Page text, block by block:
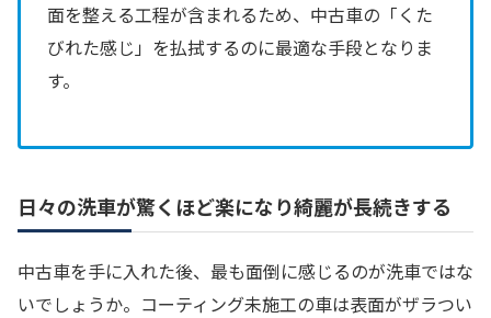
面を整える工程が含まれるため、中古車の「くた
びれた感じ」を払拭するのに最適な手段となりま
す。
日々の洗車が驚くほど楽になり綺麗が長続きする
中古車を手に入れた後、最も面倒に感じるのが洗車ではな
いでしょうか。コーティング未施工の車は表面がザラつい